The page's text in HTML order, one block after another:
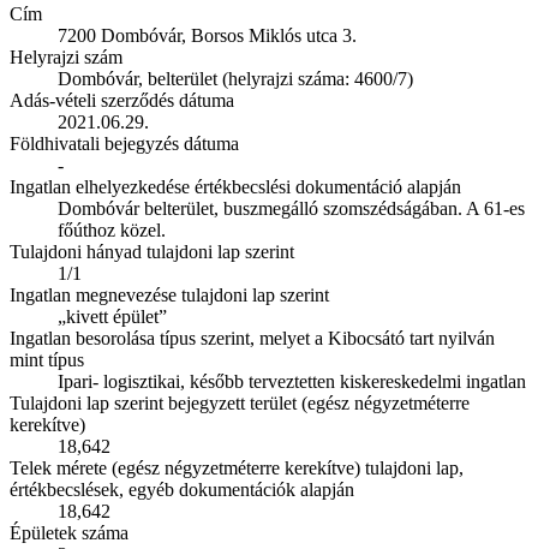
Cím
7200 Dombóvár, Borsos Miklós utca 3.
Helyrajzi szám
Dombóvár, belterület (helyrajzi száma: 4600/7)
Adás-vételi szerződés dátuma
2021.06.29.
Földhivatali bejegyzés dátuma
-
Ingatlan elhelyezkedése értékbecslési dokumentáció alapján
Dombóvár belterület, buszmegálló szomszédságában. A 61-es
főúthoz közel.
Tulajdoni hányad tulajdoni lap szerint
1/1
Ingatlan megnevezése tulajdoni lap szerint
„kivett épület”
Ingatlan besorolása típus szerint, melyet a Kibocsátó tart nyilván
mint típus
Ipari- logisztikai, később terveztetten kiskereskedelmi ingatlan
Tulajdoni lap szerint bejegyzett terület (egész négyzetméterre
kerekítve)
18,642
Telek mérete (egész négyzetméterre kerekítve) tulajdoni lap,
értékbecslések, egyéb dokumentációk alapján
18,642
Épületek száma